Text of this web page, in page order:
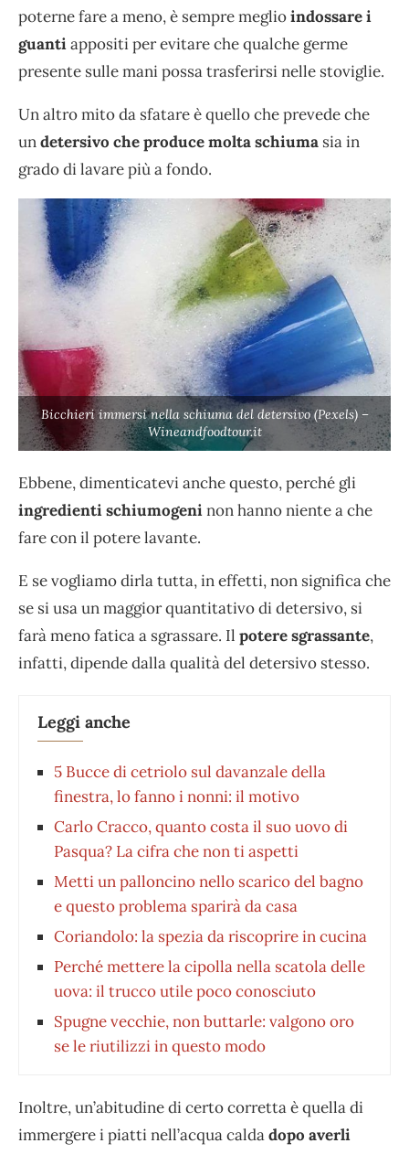
poterne fare a meno, è sempre meglioindossare i
guantiappositi per evitare che qualche germe
presente sulle mani possa trasferirsi nelle stoviglie.
Un altro mito da sfatare è quello che prevede che
undetersivo che produce molta schiuma sia in
grado di lavare più a fondo.
Bicchieri immersi nella schiuma del detersivo (Pexels) –
Wineandfoodtour.it
Ebbene, dimenticatevi anche questo, perché gli
ingredienti schiumogeninon hanno niente a che
fare con il potere lavante.
E se vogliamo dirla tutta, in effetti, non significa che
se si usa un maggior quantitativo di detersivo, si
farà meno fatica a sgrassare. Il potere sgrassante,
infatti, dipende dalla qualità del detersivo stesso.
Leggi anche
5 Bucce di cetriolo sul davanzale della
finestra, lo fanno i nonni: il motivo
Carlo Cracco, quanto costa il suo uovo di
Pasqua? La cifra che non ti aspetti
Metti un palloncino nello scarico del bagno
e questo problema sparirà da casa
Coriandolo: la spezia da riscoprire in cucina
Perché mettere la cipolla nella scatola delle
uova: il trucco utile poco conosciuto
Spugne vecchie, non buttarle: valgono oro
se le riutilizzi in questo modo
Inoltre, un’abitudine di certo corretta è quella di
immergere i piatti nell’acqua caldadopo averli